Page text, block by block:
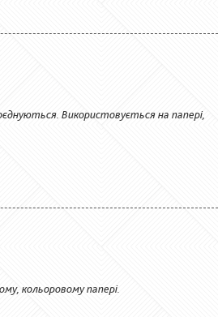
Використовується на папері,
кольоровому папері.